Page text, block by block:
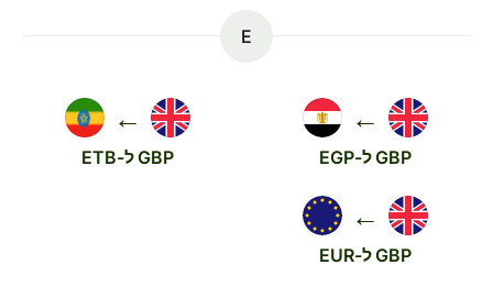
E
←
GBP ל-EGP
←
GBP ל-ETB
←
GBP ל-EUR